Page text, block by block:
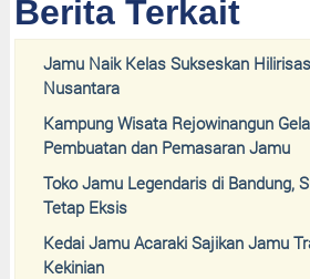
Berita Terkait
Jamu Naik Kelas Sukseskan
Nusantara
Kampung Wisata Rejowinangun
Pembuatan dan Pemasaran Jamu
Toko Jamu Legendaris di Bandung,
Tetap Eksis
Kedai Jamu Acaraki Sajikan Jamu
Kekinian